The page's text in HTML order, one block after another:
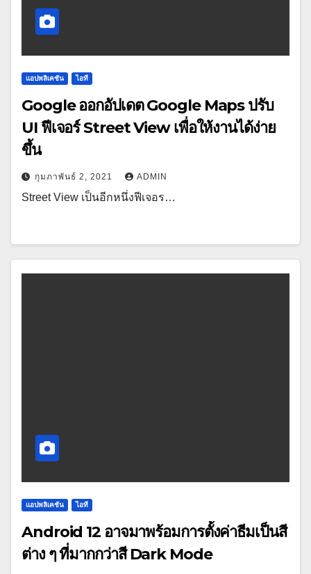
แอปพลิเคชัน ไอที
Google ออกอัปเดต Google Maps ปรับ
UI ฟีเจอร์ Street View เพื่อให้งานได้ง่าย
ขึ้น
กุมภาพันธ์ 2, 2021 ADMIN
Street View เป็นอีกหนึ่งฟีเจอร…
แอปพลิเคชัน ไอที
Android 12 อาจมาพร้อมการตั้งค่าธีมเป็นสี
ต่าง ๆ ที่มากกว่าสี Dark Mode